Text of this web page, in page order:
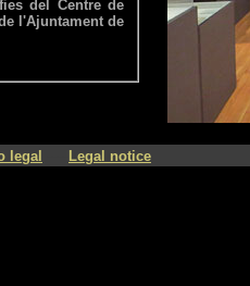
del Centre de
l'Ajuntament de
legal Legal notice